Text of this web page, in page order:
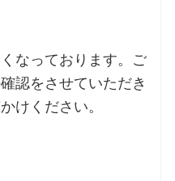
なっております。ご
認をさせていただき
けください。